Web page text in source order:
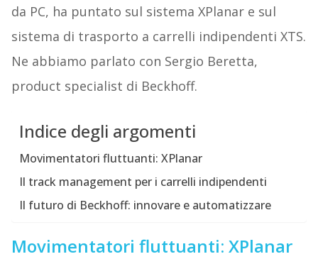
da PC, ha puntato sul sistema XPlanar e sul
sistema di trasporto a carrelli indipendenti XTS.
Ne abbiamo parlato con Sergio Beretta,
product specialist di Beckhoff.
Indice degli argomenti
Movimentatori fluttuanti: XPlanar
Il track management per i carrelli indipendenti
Il futuro di Beckhoff: innovare e automatizzare
Movimentatori fluttuanti: XPlanar